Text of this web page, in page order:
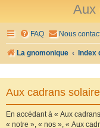
Aux
FAQ Nous
La gnomonique Index
Aux cadrans
En accédant à « Aux
« notre », « nos », « Aux